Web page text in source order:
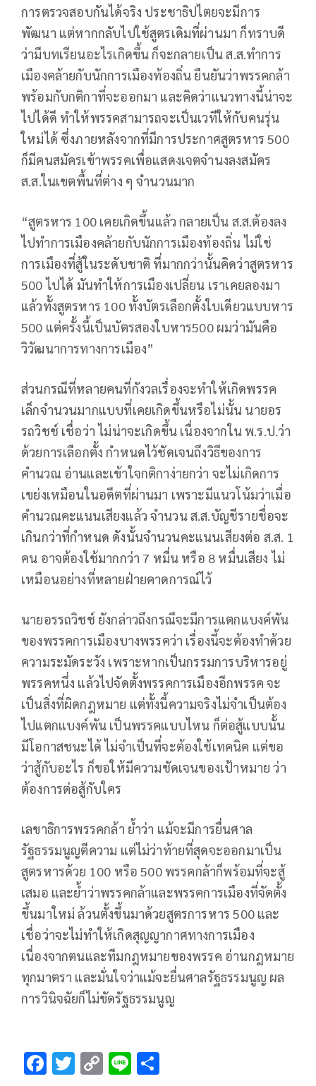
การตรวจสอบกันได้จริง ประชาธิปไตยจะมีการ
พัฒนา แต่หากกลับไปใช้สูตรเดิมที่ผ่านมา ก็ทราบดี
ว่ามีบทเรียนอะไรเกิดขึ้น ก็จะกลายเป็น ส.ส.ทำการ
เมืองคล้ายกับนักการเมืองท้องถิ่น ยืนยันว่าพรรคกล้า
พร้อมกับกติกาที่จะออกมา และคิดว่าแนวทางนี้น่าจะ
ไปได้ดี ทำให้พรรคสามารถจะเป็นเวทีให้กับคนรุ่น
ใหม่ได้ ซึ่งภายหลังจากที่มีการประกาศสูตรหาร 500
ก็มีคนสมัครเข้าพรรคเพื่อแสดงเจตจำนงลงสมัคร
ส.ส.ในเขตพื้นที่ต่าง ๆ จำนวนมาก
“สูตรหาร 100 เคยเกิดขึ้นแล้ว กลายเป็น ส.ส.ต้องลง
ไปทำการเมืองคล้ายกับนักการเมืองท้องถิ่น ไม่ใช่
การเมืองที่สู้ในระดับชาติ ที่มากกว่านั้นคิดว่าสูตรหาร
500 ไปได้ มันทำให้การเมืองเปลี่ยน เราเคยลองมา
แล้วทั้งสูตรหาร 100 ทั้งบัตรเลือกตั้งใบเดียวแบบหาร
500 แต่ครั้งนี้เป็นบัตรสองใบหาร500 ผมว่ามันคือ
วิวัฒนาการทางการเมือง”
ส่วนกรณีที่หลายคนที่กังวลเรื่องจะทำให้เกิดพรรค
เล็กจำนวนมากแบบที่เคยเกิดขึ้นหรือไม่นั้น นายอร
รถวิชช์ เชื่อว่า ไม่น่าจะเกิดขึ้น เนื่องจากใน พ.ร.ป.ว่า
ด้วยการเลือกตั้ง กำหนดไว้ชัดเจนถึงวิธีของการ
คำนวณ อ่านและเข้าใจกติกาง่ายกว่า จะไม่เกิดการ
เขย่งเหมือนในอดีตที่ผ่านมา เพราะมีแนวโน้มว่าเมื่อ
คำนวณคะแนนเสียงแล้ว จำนวน ส.ส.บัญชีรายชื่อจะ
เกินกว่าที่กำหนด ดังนั้นจำนวนคะแนนเสียงต่อ ส.ส. 1
คน อาจต้องใช้มากกว่า 7 หมื่น หรือ 8 หมื่นเสียง ไม่
เหมือนอย่างที่หลายฝ่ายคาดการณ์ไว้
นายอรรถวิชช์ ยังกล่าวถึงกรณีจะมีการแตกแบงค์พัน
ของพรรคการเมืองบางพรรคว่า เรื่องนี้จะต้องทำด้วย
ความระมัดระวัง เพราะหากเป็นกรรมการบริหารอยู่
พรรคหนึ่ง แล้วไปจัดตั้งพรรคการเมืองอีกพรรค จะ
เป็นสิ่งที่ผิดกฎหมาย แต่ทั้งนี้ความจริงไม่จำเป็นต้อง
ไปแตกแบงค์พัน เป็นพรรคแบบไหน ก็ต่อสู้แบบนั้น
มีโอกาสชนะได้ ไม่จำเป็นที่จะต้องใช้เทคนิค แต่ขอ
ว่าสู้กับอะไร ก็ขอให้มีความชัดเจนของเป้าหมาย ว่า
ต้องการต่อสู้กับใคร
เลขาธิการพรรคกล้า ย้ำว่า แม้จะมีการยื่นศาล
รัฐธรรมนูญตีความ แต่ไม่ว่าท้ายที่สุดจะออกมาเป็น
สูตรหารด้วย 100 หรือ 500 พรรคกล้าก็พร้อมที่จะสู้
เสมอ และย้ำว่าพรรคกล้าและพรรคการเมืองที่จัดตั้ง
ขึ้นมาใหม่ ล้วนตั้งขึ้นมาด้วยสูตรการหาร 500 และ
เชื่อว่าจะไม่ทำให้เกิดสุญญากาศทางการเมือง
เนื่องจากตนและทีมกฎหมายของพรรค อ่านกฎหมาย
ทุกมาตรา และมั่นใจว่าแม้จะยื่นศาลรัฐธรรมนูญ ผล
การวินิจฉัยก็ไม่ขัดรัฐธรรมนูญ
F T C Li